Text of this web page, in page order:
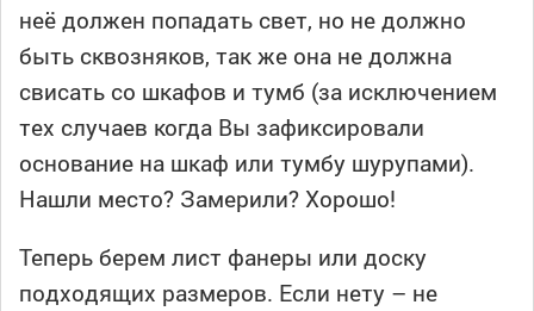
неё должен попадать свет, но не должно
быть сквозняков, так же она не должна
свисать со шкафов и тумб (за исключением
тех случаев когда Вы зафиксировали
основание на шкаф или тумбу шурупами).
Нашли место? Замерили? Хорошо!
Теперь берем лист фанеры или доску
подходящих размеров. Если нету – не